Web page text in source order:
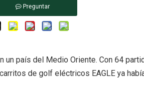
Preguntar
país del Medio Oriente. Con 64
de golf eléctricos EAGLE ya